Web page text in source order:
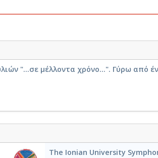
"...σε μέλλοντα χρόνο...". Γύρω από
The Ionian University